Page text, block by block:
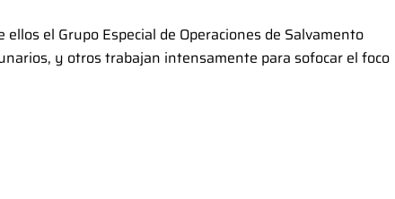
el Grupo Especial de Operaciones de Salvamento
y otros trabajan intensamente para sofocar el foco